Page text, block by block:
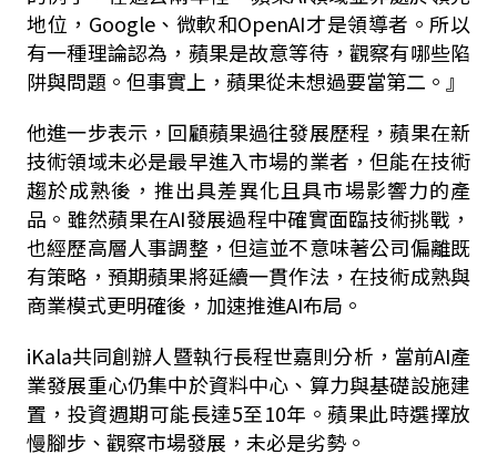
地位，Google、微軟和OpenAI才是領導者。所以
有一種理論認為，蘋果是故意等待，觀察有哪些陷
阱與問題。但事實上，蘋果從未想過要當第二。』
他進一步表示，回顧蘋果過往發展歷程，蘋果在新
技術領域未必是最早進入市場的業者，但能在技術
趨於成熟後，推出具差異化且具市場影響力的產
品。雖然蘋果在AI發展過程中確實面臨技術挑戰，
也經歷高層人事調整，但這並不意味著公司偏離既
有策略，預期蘋果將延續一貫作法，在技術成熟與
商業模式更明確後，加速推進AI布局。
iKala共同創辦人暨執行長程世嘉則分析，當前AI產
業發展重心仍集中於資料中心、算力與基礎設施建
置，投資週期可能長達5至10年。蘋果此時選擇放
慢腳步、觀察市場發展，未必是劣勢。